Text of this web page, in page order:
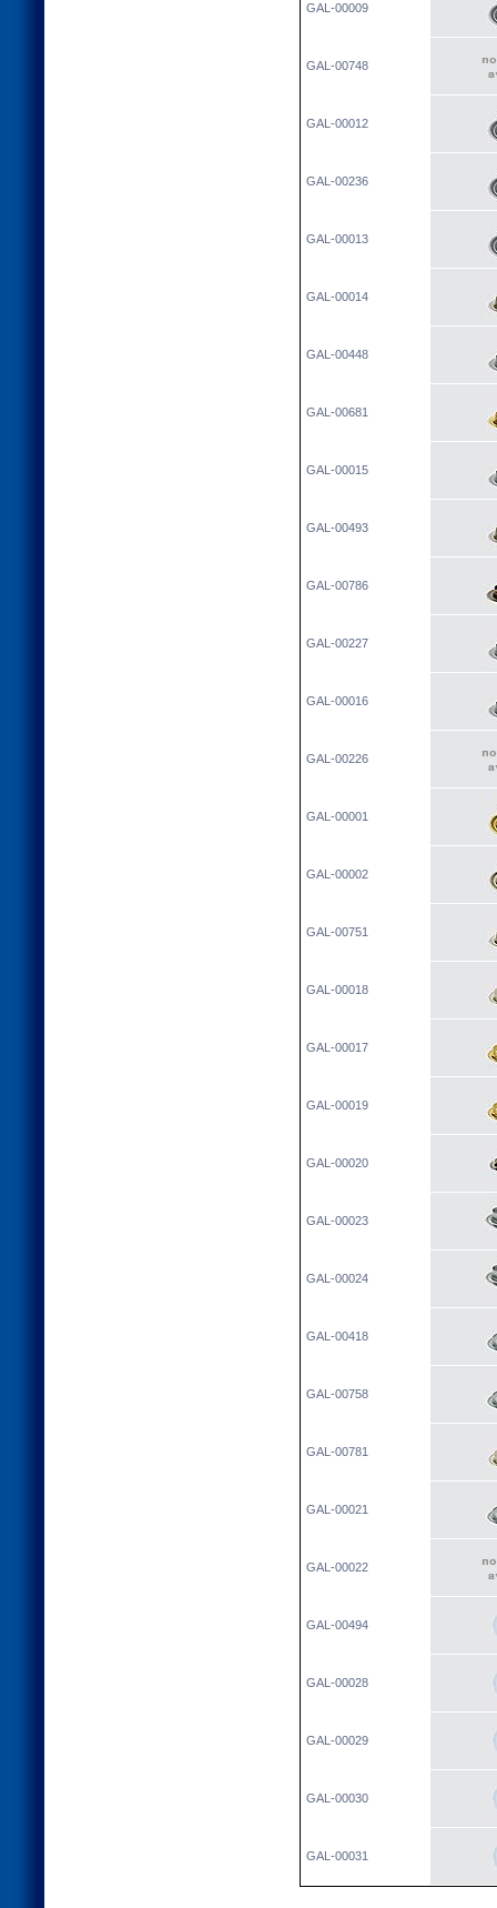
GAL-00009
GAL-00748
GAL-00012
GAL-00236
GAL-00013
GAL-00014
GAL-00448
GAL-00681
GAL-00015
GAL-00493
GAL-00786
GAL-00227
GAL-00016
GAL-00226
GAL-00001
GAL-00002
GAL-00751
GAL-00018
GAL-00017
GAL-00019
GAL-00020
GAL-00023
GAL-00024
GAL-00418
GAL-00758
GAL-00781
GAL-00021
GAL-00022
GAL-00494
GAL-00028
GAL-00029
GAL-00030
GAL-00031